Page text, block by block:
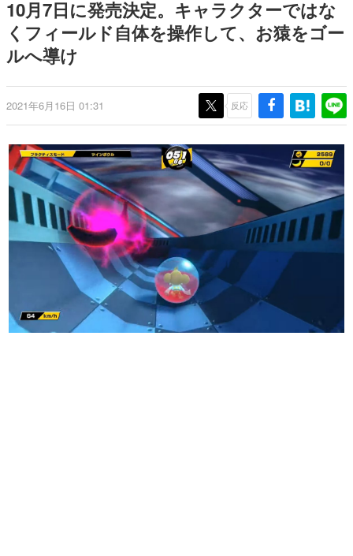
日本のモバイルゲーム史における主要なトピック・タイト
ルを網羅するほか、開発者へのインタビューや識者による
解説を掲載。約20年の歴史が一望できる決定版！
一先生によるゲーム業界レポートマンガです。
なんでゲームは面白い？
具体的な形から解き明かしていく、硬派で骨太な評論連載
です。
ゲームが変えた日本語
「経験値」「裏技」「ラスボス」… ゲームにまつわる言葉
の起源や用法の変遷を、コンピューター文化史研究家・タ
イニーP氏が徹底調査。
カテゴリ
マンガ
10月7日に発売決定。キャラクターではな
くフィールド自体を操作して、お猿をゴー
ルへ導け
2021年6月16日 01:31 反応